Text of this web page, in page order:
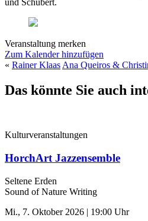
Veranstaltung merken
Zum Kalender hinzufügen
« Rainer Klaas Ana Queiros &
Das könnte Sie auch
Kulturveranstaltungen
HorchArt Jazzensemble
Seltene Erden
Sound of Nature Writing
Mi., 7. Oktober 2026 | 19:00 Uhr